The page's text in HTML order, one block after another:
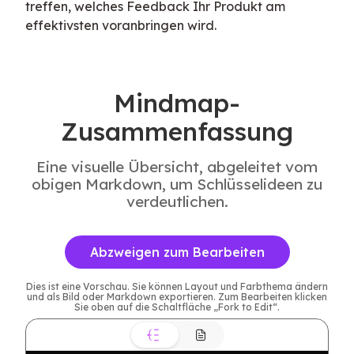
treffen, welches Feedback Ihr Produkt am
effektivsten voranbringen wird.
Mindmap-
Zusammenfassung
Eine visuelle Übersicht, abgeleitet vom
obigen Markdown, um Schlüsselideen zu
verdeutlichen.
Abzweigen zum Bearbeiten
Dies ist eine Vorschau. Sie können Layout und Farbthema ändern
und als Bild oder Markdown exportieren. Zum Bearbeiten klicken
Sie oben auf die Schaltfläche „Fork to Edit“.